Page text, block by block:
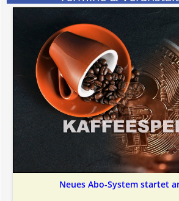
Neues Abo-System startet